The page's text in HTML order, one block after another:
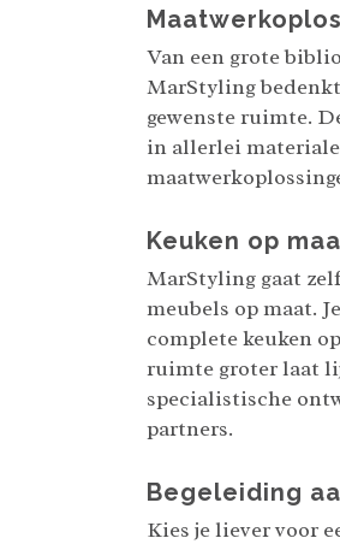
Van een grote
MarStyling
gewenste ruimte.
in allerlei
Keuken op
MarStyling gaat
meubels op maat.
complete keuken
ruimte groter laat
specialistische
partners.
Begeleiding
Kies je liever voor